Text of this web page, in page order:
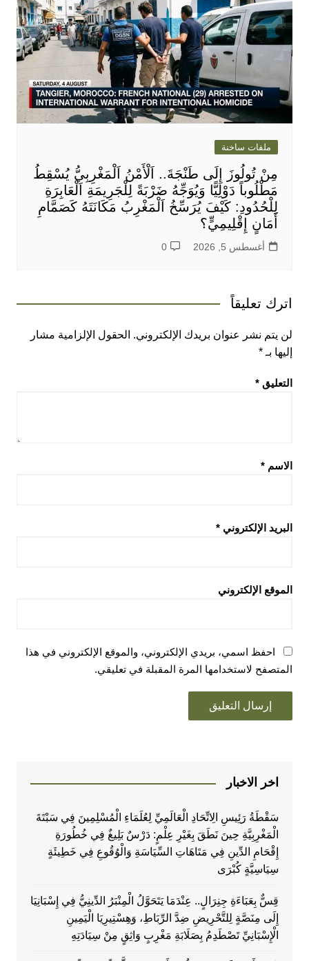
ملفات ساخنة
مِنْ تُولُوزَ إِلَى طَنْجَةَ.. اَلْأَمْنُ اَلْمَغْرِبِيُّ يُسْقِطُ
مَطْلُوباً دَوْلِيًّا وَيُوَجِّهُ ضَرْبَةً لِلْجَرِيمَةِ اَلْعَابِرَةِ
لِلْحُدُودِ: كَيْفَ يُرَسِّخُ اَلْمَغْرِبُ مَكَانَتَهُ كَصَمَّامِ
أَمَانٍ إِقْلِيمِيٍّ؟
أغسطس 5, 2026 0
اترك تعليقاً
لن يتم نشر عنوان بريدك الإلكتروني. الحقول الإلزامية مشار
إليها بـ *
التعليق *
الاسم *
البريد الإلكتروني *
الموقع الإلكتروني
احفظ اسمي، بريدي الإلكتروني، والموقع الإلكتروني في هذا
المتصفح لاستخدامها المرة المقبلة في تعليقي.
اخر الاخبار
سَقْطَةُ رَئِيسِ الِاتِّحَادِ الْعَالَمِيِّ لِعُلَمَاءِ الْمُسْلِمِينَ فِي سَبْتَةَ
الْمَغْرِبِيَّةِ حِينَ نَطَقَ بِغَيْرِ عِلْمٍ: دَرْسٌ بَلِيغٌ فِي خُطُورَةِ
إِقْحَامِ الدِّينِ فِي مَتَاهَاتِ السِّيَاسَةِ وَالْوُقُوعِ فِي خَطِيئَةٍ
سِيَاسِيَّةٍ كُبْرَى
قِسٌّ بِعَبَاءَةِ جِنِرَالٍ.. عِنْدَمَا يَتَحَوَّلُ الْمِنْبَرُ الدِّينِيُّ فِي إِسْبَانِيَا
إِلَى مِنَصَّةٍ لِلتَّحْرِيضِ ضِدَّ الرِّبَاطِ، وَهِسْتِيرِيَا الْيَمِينِ
الْإِسْبَانِيِّ تَصْطَدِمُ بِصَلَابَةِ مَغْرِبٍ وَاثِقٍ مِنْ سِيَادَتِهِ